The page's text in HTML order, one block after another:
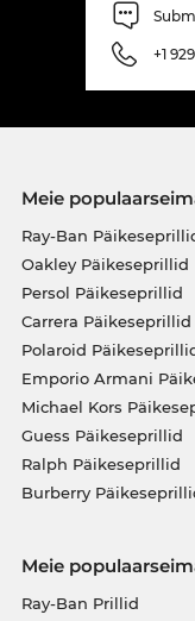
+1
Meie
Ray-Ban
Oakley Päikeseprillid
Persol Päikeseprillid
Carrera Päikeseprillid
Polaroid
Emporio Armani
Michael Kors
Guess Päikeseprillid
Ralph Päikeseprillid
Burberry
Meie
Ray-Ban Prillid